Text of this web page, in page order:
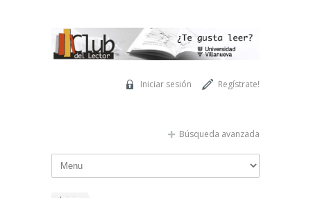
Regístrate!
Iniciar sesión
Búsqueda avanzada